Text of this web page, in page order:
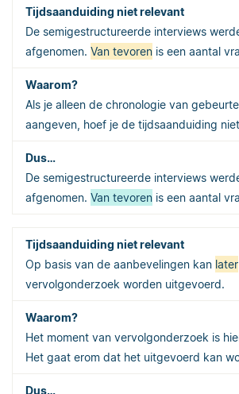
De semigestructureerde interviews
afgenomen. Van tevoren is een aantal
Als je alleen de chronologie van
aangeven, hoef je de tijdsaanduiding
De semigestructureerde interviews
afgenomen. Van tevoren is een aantal
Op basis van de aanbevelingen kan later
vervolgonderzoek worden uitgevoerd.
Het moment van vervolgonderzoek is
Het gaat erom dat het uitgevoerd kan